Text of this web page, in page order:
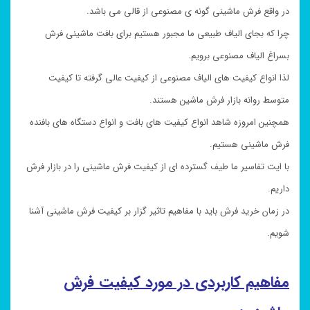
در واقع فرش ماشینی گونه ی مصنوعی از قالی می باشد.
چرا که بجای الیاف طبیعی ما مجبور هستیم برای بافت ماشینی فرش
بسراغ الیاف مصنوعی برویم.
لذا انواع کیفیت های الیاف مصنوعی از کیفیت عالی گرفته تا کیفیت
متوسط روانه بازار فرش ماشین هستند.
همچنین امروزه شاهد انواع کیفیت های بافت و انواع دستگاه های بافنده
فرش ماشینی هستیم.
با ایت تفاسیر ما طیف گسترده ای از کیفیت فرش ماشینی را در بازار فرش
داریم.
در زمان خرید فرش باید با مفاهیم تاثیر گزار بر کیفیت فرش ماشینی آشنا
شویم.
مفاهیم کاربردی در مورد کیفیت فرش